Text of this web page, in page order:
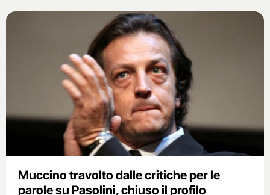
Muccino travolto dalle critiche per le
parole su Pasolini, chiuso il profilo